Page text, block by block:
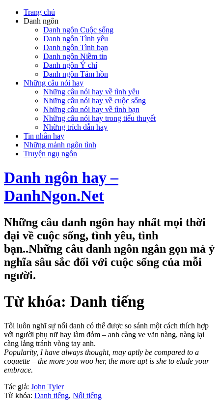
Trang chủ
Danh ngôn
Danh ngôn Cuộc sống
Danh ngôn Tình yêu
Danh ngôn Tình bạn
Danh ngôn Niềm tin
Danh ngôn Ý chí
Danh ngôn Tâm hồn
Những câu nói hay
Những câu nói hay về tình yêu
Những câu nói hay về cuộc sống
Những câu nói hay về tình bạn
Những câu nói hay trong tiểu thuyết
Những trích dẫn hay
Tin nhắn hay
Những mảnh ngôn tình
Truyện ngụ ngôn
Danh ngôn hay –
DanhNgon.Net
Những câu danh ngôn hay nhất mọi thời
đại về cuộc sống, tình yêu, tình
bạn..Những câu danh ngôn ngắn gọn mà ý
nghĩa sâu sắc đối với cuộc sống của mỗi
người.
Từ khóa: Danh tiếng
Tôi luôn nghĩ sự nổi danh có thể được so sánh một cách thích hợp
với người phụ nữ hay làm đỏm – anh càng ve vãn nàng, nàng lại
càng lảng tránh vòng tay anh.
Popularity, I have always thought, may aptly be compared to a
coquette – the more you woo her, the more apt is she to elude your
embrace.
Tác giả: John Tyler
Từ khóa: Danh tiếng, Nổi tiếng